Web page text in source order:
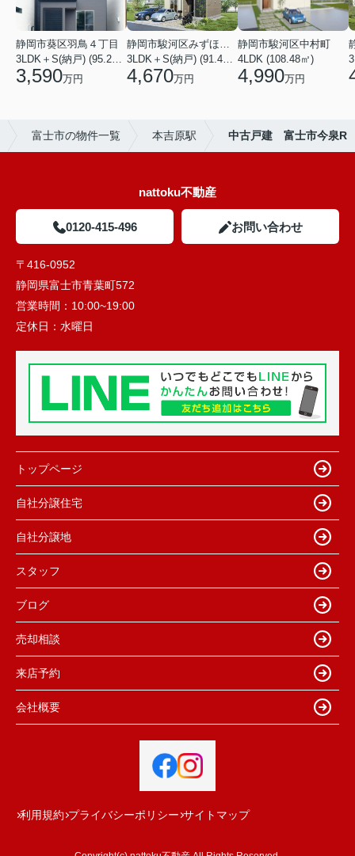
静岡市葵区羽鳥４丁目
3,590万円 4,670万円
静岡市駿河区中村町
4LDK (108.48㎡)
4,990万円
富士市の物件一覧 本吉原駅 中古戸建 富士市今泉R
nattoku不動産
0120-415-496 お問い合わせ
〒416-0952
静岡県富士市青葉町572
営業時間： 10:00~19:00
定休日： 水曜日
トップページ
自社分譲住宅
自社分譲地
スタッフ
ブログ
売却相談
来店予約
会社概要
利用規約 プライバシーポリシー サイトマップ